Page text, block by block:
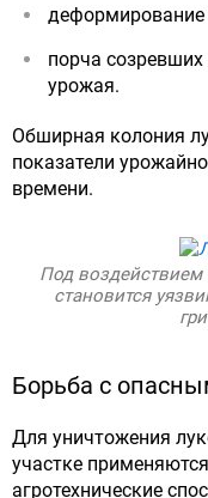
деформирование
порча
урожая.
Обширная колония
показатели
времени.
Под воздействием
становится
Борьба с
Для уничтожения
участке
агротехнические